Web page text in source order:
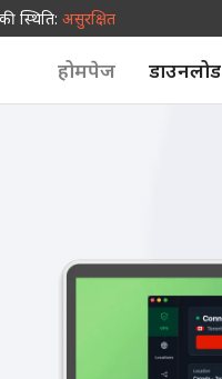
स्थिति: असुरक्षित
होमपेज डाउनलोड